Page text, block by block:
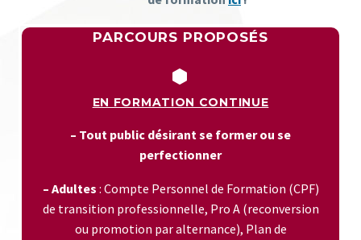
PARCOURS PROPOSÉS


EN FORMATION CONTINUE
– Tout public désirant se former ou se
perfectionner
– Adultes : Compte Personnel de Formation (CPF)
de transition professionnelle, Pro A (reconversion
ou promotion par alternance), Plan de